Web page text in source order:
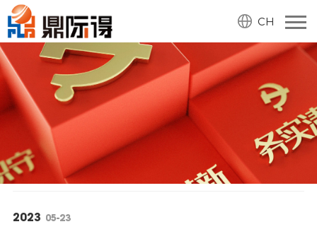
CH
2023 05-23